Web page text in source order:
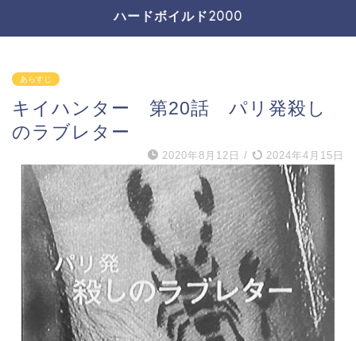
ハードボイルド2000
あらすじ
キイハンター 第20話 パリ発殺し
のラブレター
2020年8月12日 / 2024年4月15日